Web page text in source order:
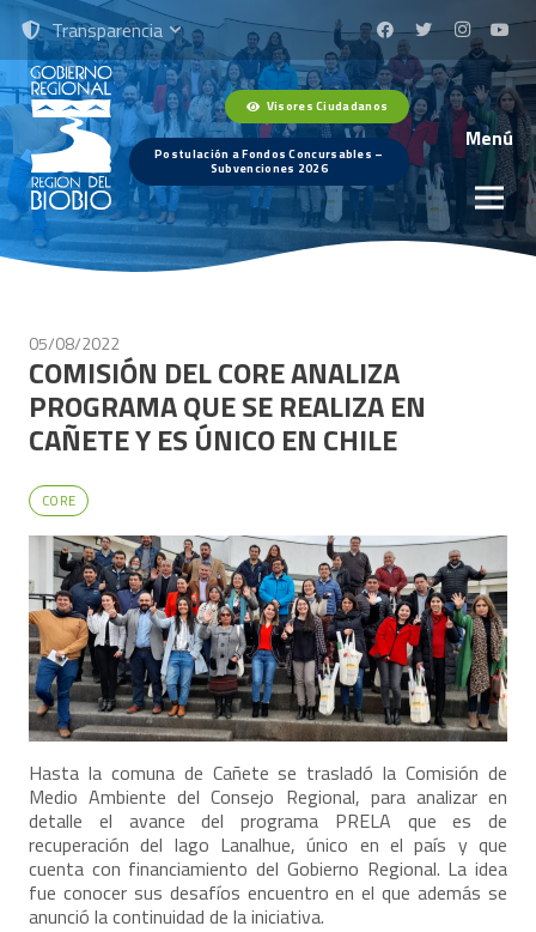
Transparencia
Visores Ciudadanos
Postulación a Fondos Concursables –
Subvenciones 2026
Menú
05/08/2022
COMISIÓN DEL CORE ANALIZA
PROGRAMA QUE SE REALIZA EN
CAÑETE Y ES ÚNICO EN CHILE
CORE
Hasta la comuna de Cañete se trasladó la Comisión de
Medio Ambiente del Consejo Regional, para analizar en
detalle el avance del programa PRELA que es de
recuperación del lago Lanalhue, único en el país y que
cuenta con financiamiento del Gobierno Regional. La idea
fue conocer sus desafíos encuentro en el que además se
anunció la continuidad de la iniciativa.